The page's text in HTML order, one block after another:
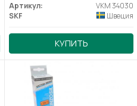
Артикул:
VKM 34030
SKF
Швеция
КУПИТЬ